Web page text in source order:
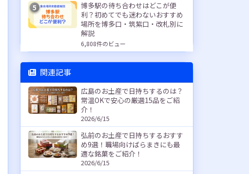
5
博多駅の待ち合わせはどこが便
利？初めてでも迷わないおすすめ
場所を博多口・筑紫口・改札別に
解説
6,808件のビュー
関連記事
広島のお土産で日持ちするのは？
常温OKで安心の厳選15品をご紹
介！
2026/6/15
弘前のお土産で日持ちするおすす
め9選！職場向けばらまきにも最
適な銘菓をご紹介！
2026/6/15